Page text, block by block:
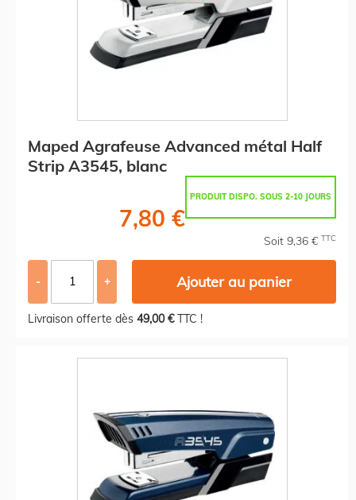
Maped Agrafeuse Advanced métal Half
Strip A3545, blanc
PRODUIT DISPO. SOUS 2-10 JOURS
7,80 €
Soit 9,36 € TTC
- + Ajouter au panier
Livraison offerte dès 49,00 €TTC !